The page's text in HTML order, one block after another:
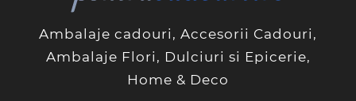
Ambalaje cadouri, Accesorii Cadouri,
Ambalaje Flori, Dulciuri si Epicerie,
Home & Deco